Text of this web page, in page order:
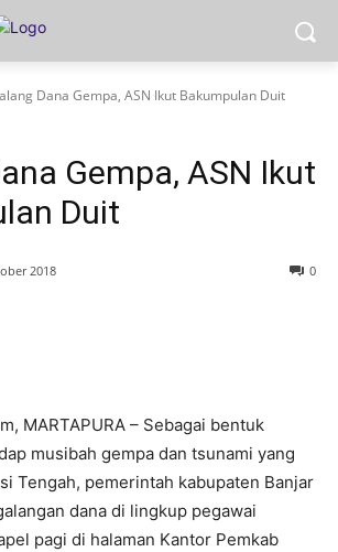
Dana Gempa, ASN Ikut Bakumpulan Duit
Gempa, ASN Ikut
Duit
2018 0
MARTAPURA – Sebagai bentuk
musibah gempa dan tsunami yang
Tengah, pemerintah kabupaten Banjar
dana di lingkup pegawai
pagi di halaman Kantor Pemkab